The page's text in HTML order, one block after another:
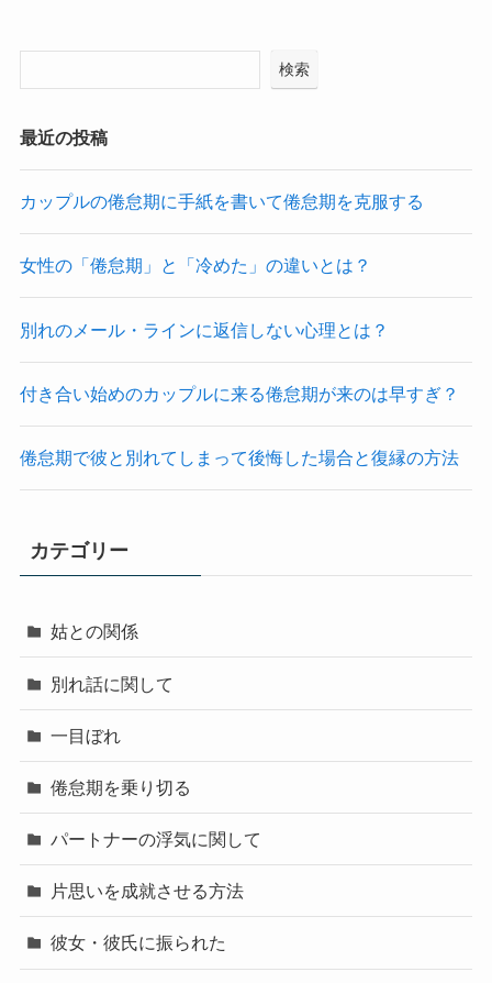
検索
最近の投稿
カップルの倦怠期に手紙を書いて倦怠期を克服する
女性の「倦怠期」と「冷めた」の違いとは？
別れのメール・ラインに返信しない心理とは？
付き合い始めのカップルに来る倦怠期が来のは早すぎ？
倦怠期で彼と別れてしまって後悔した場合と復縁の方法
カテゴリー
姑との関係
別れ話に関して
一目ぼれ
倦怠期を乗り切る
パートナーの浮気に関して
片思いを成就させる方法
彼女・彼氏に振られた